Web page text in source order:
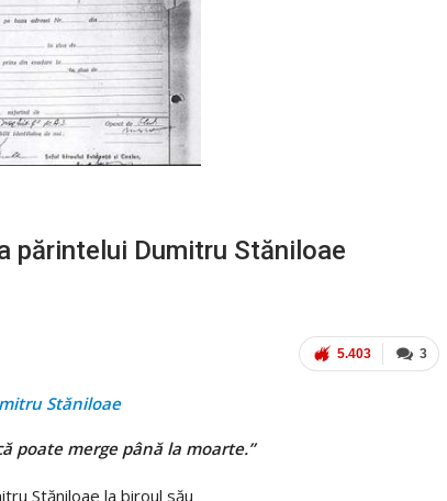
părintelui Dumitru Stăniloae
3
5.403
Stăniloae
poate merge până la moarte.”